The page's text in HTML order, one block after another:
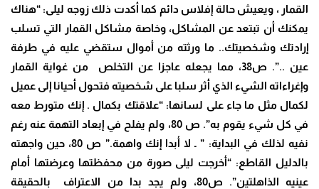
القمار ، ويعيش حالة إفلاس دائم كما أكدت ذلك زوجه ليلى: “هناك
يمكنك أن تبتعد عن المشاكل، وخاصة مشاكل القمار التي تسلب
إرادتك وشخصيتك.. ما ورثته من أموال ستقضي عليه في طرفة
عين ..”. ص38، مما يجعله عاجزا عن التخلص من غواية القمار
وإغراءاته الشيء الذي أثر سلبا على شخصيته فتحول أحيانا إلى عميل
لكمال مثل ما جاء على لسانها: “علاقتك بكمال . إنك متورط معه
في كل شيء يقوم به”. ص 80، ولم يفلح في إبعاد التهمة عنه رغم
نفيه لذلك في البداية: ” ـ لا أبدا إنك واهمة.” ص 80، حين واجهته
بالدليل القاطع: “أخرجت ليلى صورة من محفظتها وعرضتها أمام
عينيه الذاهلتين”. ص80، ولم يجد بدا من الاعتراف بالحقيقة